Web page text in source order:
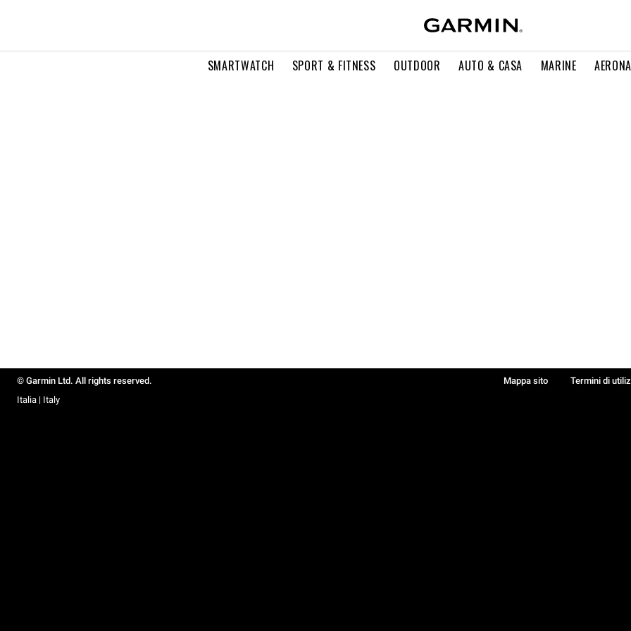
SMARTWATCH SPORT & FITNESS OUTDOOR AUTO & CASA MARINE
© Garmin Ltd. All rights reserved. Mappa sito Termini di
Italia | Italy